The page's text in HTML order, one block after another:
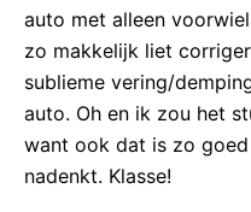
auto met alleen
zo makkelijk liet
sublieme vering/
auto. Oh en ik zou het
want ook dat is zo
nadenkt. Klasse!